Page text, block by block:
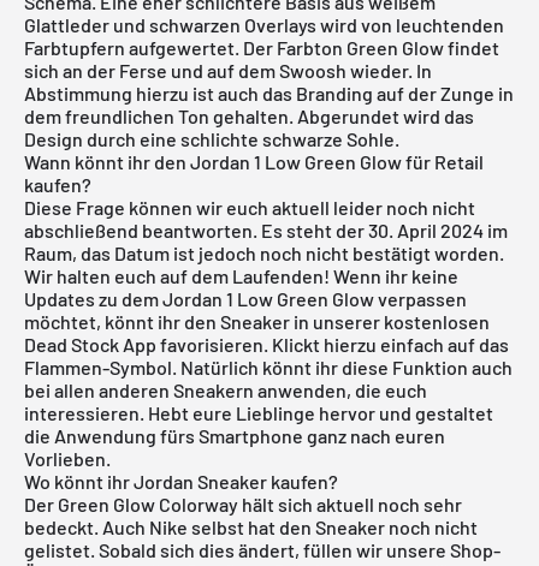
Glattleder und schwarzen Overlays wird von leuchtenden
Farbtupfern aufgewertet. Der Farbton Green Glow findet
sich an der Ferse und auf dem Swoosh wieder. In
Abstimmung hierzu ist auch das Branding auf der Zunge in
dem freundlichen Ton gehalten. Abgerundet wird das
Design durch eine schlichte schwarze Sohle.
Wann könnt ihr den Jordan 1 Low Green Glow für Retail
kaufen?
Diese Frage können wir euch aktuell leider noch nicht
abschließend beantworten. Es steht der 30. April 2024 im
Raum, das Datum ist jedoch noch nicht bestätigt worden.
Wir halten euch auf dem Laufenden! Wenn ihr keine
Updates zu dem Jordan 1 Low Green Glow verpassen
möchtet, könnt ihr den Sneaker in unserer kostenlosen
Dead Stock App favorisieren. Klickt hierzu einfach auf das
Flammen-Symbol. Natürlich könnt ihr diese Funktion auch
bei allen anderen Sneakern anwenden, die euch
interessieren. Hebt eure Lieblinge hervor und gestaltet
die Anwendung fürs Smartphone ganz nach euren
Vorlieben.
Wo könnt ihr Jordan Sneaker kaufen?
Der Green Glow Colorway hält sich aktuell noch sehr
bedeckt. Auch Nike selbst hat den Sneaker noch nicht
gelistet. Sobald sich dies ändert, füllen wir unsere Shop-